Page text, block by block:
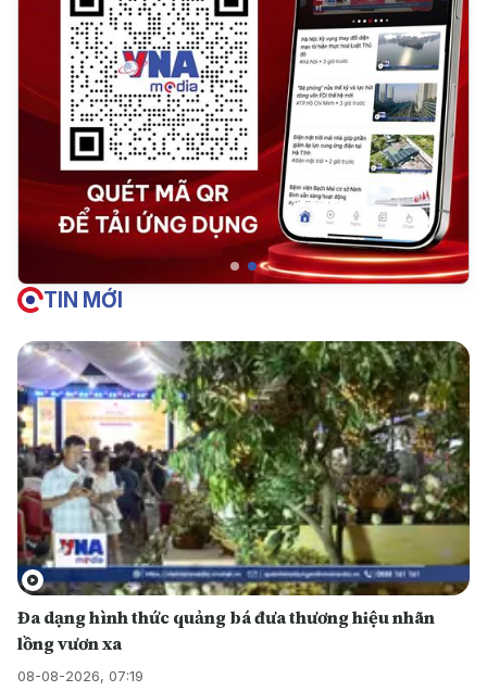
TIN MỚI
Đa dạng hình thức quảng bá đưa thương hiệu nhãn
lồng vươn xa
08-08-2026, 07:19